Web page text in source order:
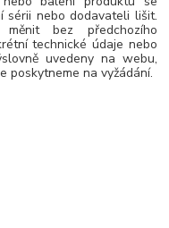
sérii nebo dodavateli lišit.
bez předchozího
technické údaje nebo
uvedeny na webu,
poskytneme na vyžádání.